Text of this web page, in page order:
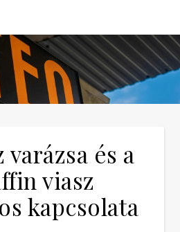
varázsa és a
viasz
kapcsolata